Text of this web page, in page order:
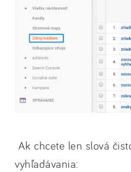
Ak chcete len slová
vyhľadávania: